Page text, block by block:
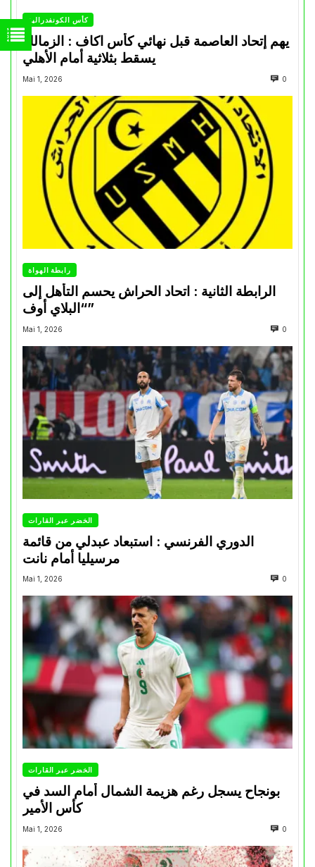
كأس الكونفدرالية
يهم إتحاد العاصمة قبل نهائي كأس اكاف : الزمالك
Mai 1, 2026 0
رابطة الهواة
الرابطة الثانية : اتحاد الحراش يحسم التأهل إلى
“البلاي أوف”
Mai 1, 2026 0
الخضر عبر القارات
الدوري الفرنسي : استبعاد عبدلي من قائمة
مرسيليا أمام نانت
Mai 1, 2026 0
الخضر عبر القارات
بونجاح يسجل رغم هزيمة الشمال أمام السد في
كأس الأمير
Mai 1, 2026 0